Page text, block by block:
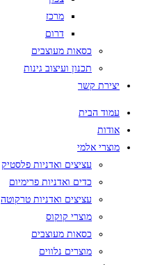
מרכז
דרום
כסאות מעוצבים
תכנון ועיצוב גינות
יצירת קשר
עמוד הבית
אודות
מוצרי אלמי
עציצים ואדניות פלסטיק
כדים ואדניות פרימיום
עציצים ואדניות טרקוטה
מוצרי קוקוס
כסאות מעוצבים
מוצרים נלווים